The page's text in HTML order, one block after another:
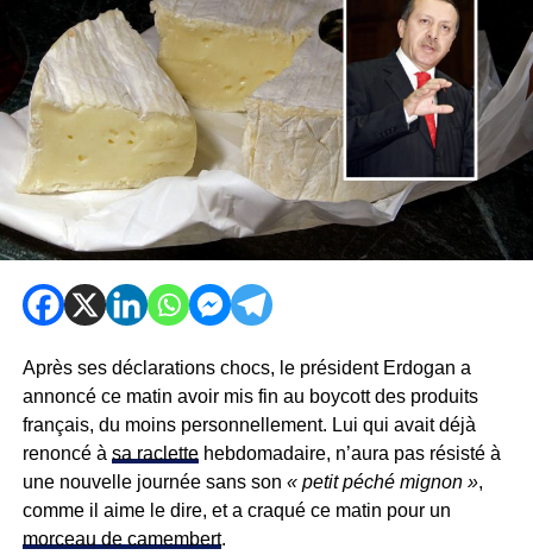
Après ses déclarations chocs, le président Erdogan a
annoncé ce matin avoir mis fin au boycott des produits
français, du moins personnellement. Lui qui avait déjà
renoncé à sa raclettehebdomadaire, n’aura pas résisté à
une nouvelle journée sans son « petit péché mignon »,
comme il aime le dire, et a craqué ce matin pour un
morceau de camembert.